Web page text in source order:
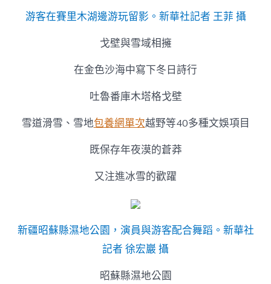
游客在賽里木湖邊游玩留影。新華社記者 王菲 攝
戈壁與雪域相擁
在金色沙海中寫下冬日詩行
吐魯番庫木塔格戈壁
雪道滑雪、雪地包養網單次越野等40多種文娛項目
既保存年夜漠的蒼莽
又注進冰雪的歡躍
新疆昭蘇縣濕地公園，演員與游客配合舞蹈。新華社
記者 徐宏巖 攝
昭蘇縣濕地公園